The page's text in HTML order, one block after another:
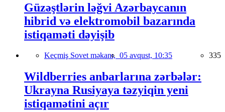
Güzəştlərin ləğvi Azərbaycanın
hibrid və elektromobil bazarında
istiqaməti dəyişib
Keçmiş Sovet məkanı, 05 avqust, 10:35 335
Wildberries anbarlarına zərbələr:
Ukrayna Rusiyaya təzyiqin yeni
istiqamətini açır